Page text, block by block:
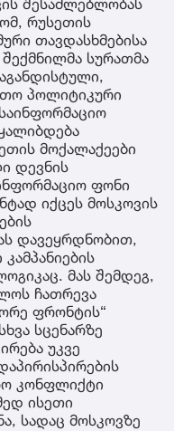
შესაძლებლობას
რუსეთის
თავდასხმებისა
სურათმა
პოლიტიკური
მოქალაქეები
დევნის
ფონი
იქცეს მოსკოვის
დავეყრდნობით,
მას შემდეგ,
ჩათრევა
ფრონტის“
სცენარზე
უკვე
კონფლიქტი
ისეთი
სადაც მოსკოვზე